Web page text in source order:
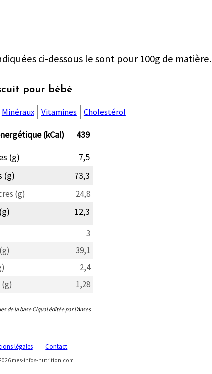
ci-dessous le sont pour 100g de matière.
pour bébé
Minéraux Vitamines Cholestérol
(kCal)
439
(g)
7,5
(g)
73,3
(g) 24,8
12,3
3
39,1
2,4
(g)
1,28
de la base Ciqual éditée par l'Anses
légales Contact
mes-infos-nutrition.com